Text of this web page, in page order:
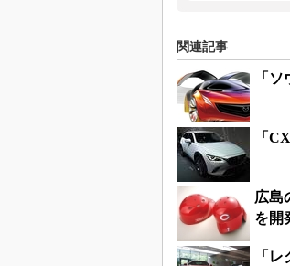
関連記事
「
「
広島
を開
「